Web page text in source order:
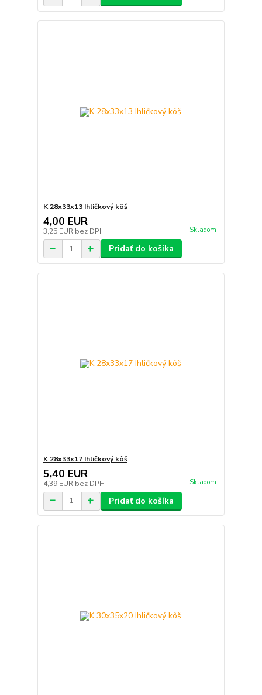
K 28x33x13 Ihličkový kôš
4,00 EUR
3,25 EUR bez DPH Skladom
Pridať do košíka
K 28x33x17 Ihličkový kôš
5,40 EUR
4,39 EUR bez DPH Skladom
Pridať do košíka